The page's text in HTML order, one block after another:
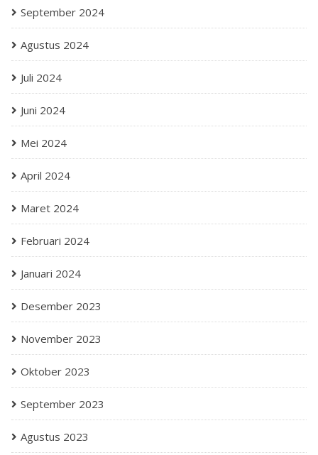
September 2024
Agustus 2024
Juli 2024
Juni 2024
Mei 2024
April 2024
Maret 2024
Februari 2024
Januari 2024
Desember 2023
November 2023
Oktober 2023
September 2023
Agustus 2023